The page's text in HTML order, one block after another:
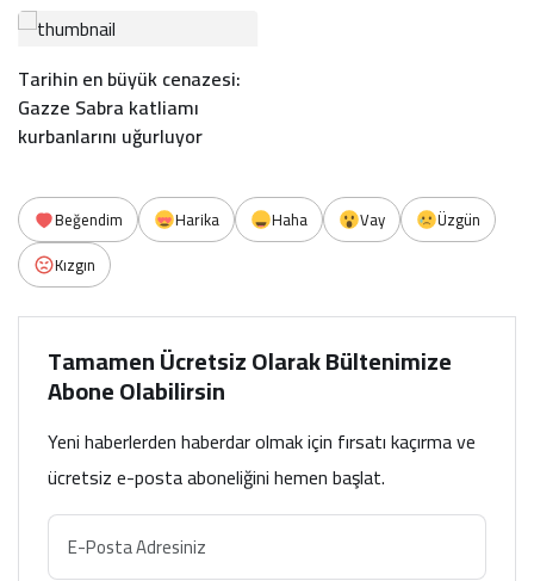
Tarihin en büyük cenazesi:
Gazze Sabra katliamı
kurbanlarını uğurluyor
Beğendim Harika Haha Vay
Üzgün
Kızgın
Tamamen Ücretsiz Olarak Bültenimize
Abone Olabilirsin
Yeni haberlerden haberdar olmak için fırsatı kaçırma ve
ücretsiz e-posta aboneliğini hemen başlat.